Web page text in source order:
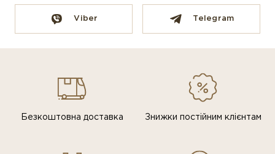
Viber Telegram
Безкоштовна доставка Знижки постiйним клiєнтам